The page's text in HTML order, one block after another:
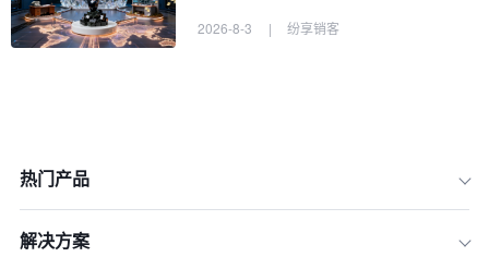
2026-8-3 | 纷享销客
热门产品
解决方案